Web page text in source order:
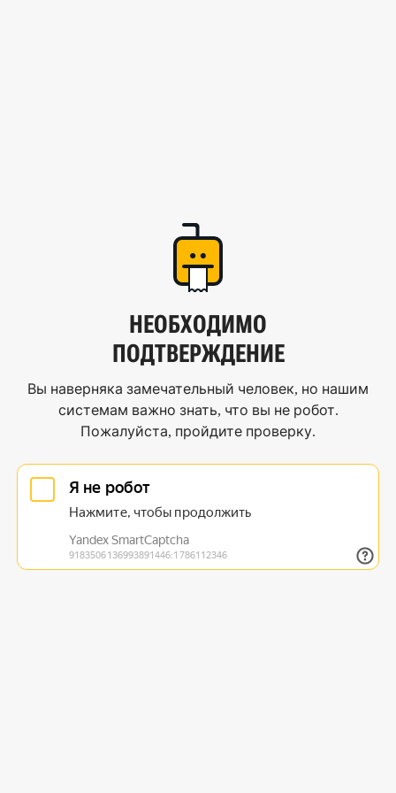
НЕОБХОДИМО
ПОДТВЕРЖДЕНИЕ
Вы наверняка замечательный человек, но нашим
системам важно знать, что вы не робот.
Пожалуйста, пройдите проверку.